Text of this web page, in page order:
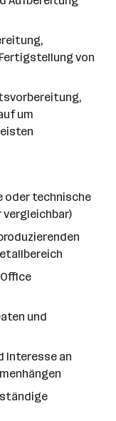
von
um
oder technische
vergleichbar)
und
Interesse an